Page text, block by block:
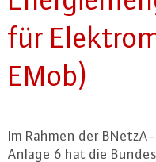
für
EMob)
Im Rahmen der
Anlage 6 hat die